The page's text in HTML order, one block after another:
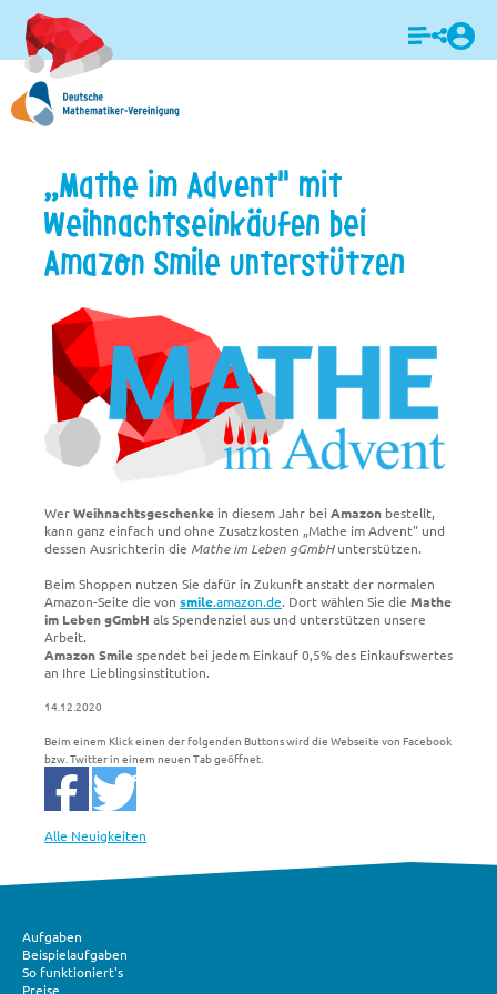
Login
„Mathe im Advent" mit
Weihnachtseinkäufen bei
Amazon Smile unterstützen
WerWeihnachtsgeschenke in diesem Jahr bei Amazon bestellt,
kann ganz einfach und ohne Zusatzkosten „Mathe im Advent" und
dessen Ausrichterin die Mathe im Leben gGmbHunterstützen.
Beim Shoppen nutzen Sie dafür in Zukunft anstatt der normalen
Amazon-Seite die von smile.amazon.de. Dort wählen Sie die Mathe
im Leben gGmbH als Spendenziel aus und unterstützen unsere
Arbeit.
Amazon Smilespendet bei jedem Einkauf 0,5% des Einkaufswertes
an Ihre Lieblingsinstitution.
14.12.2020
Beim einem Klick einen der folgenden Buttons wird die Webseite von Facebook
bzw. Twitter in einem neuen Tab geöffnet.
Alle Neuigkeiten
Aufgaben
Beispielaufgaben
So funktioniert's
Preise